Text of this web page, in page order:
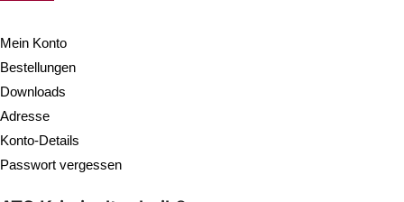
Mein Konto
Bestellungen
Downloads
Adresse
Konto-Details
Passwort vergessen